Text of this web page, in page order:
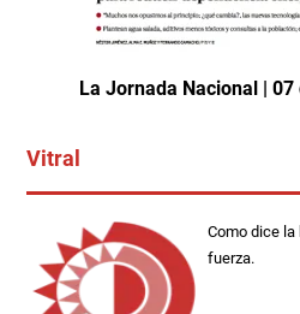
La Jornada Nacional |
Vitral
Como dice
fuerza.